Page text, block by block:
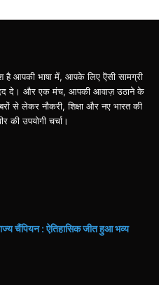
आपकी भाषा में, आपके लिए ऎसी सामग्री
दे। और एक मंच, आपकी आवाज़ उठाने के
से लेकर नौकरी, शिक्षा और नए भारत की
की उपयोगी चर्चा।
चैंपियन : ऐतिहासिक जीत हुआ भव्य